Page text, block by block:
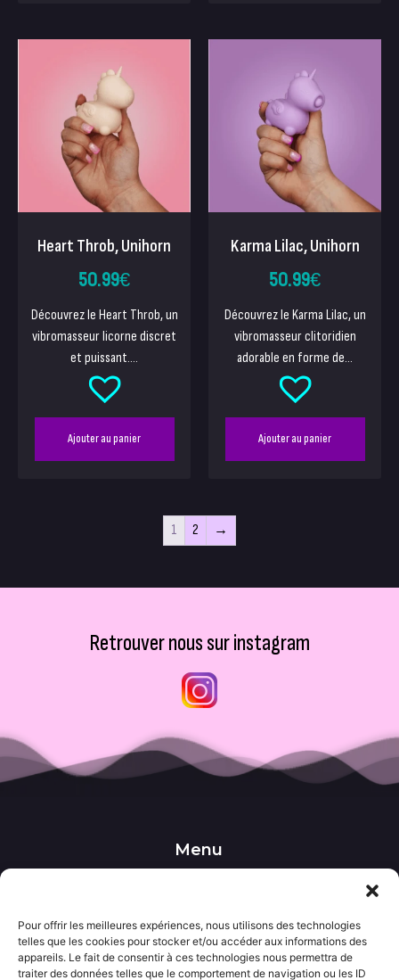
Pour offrir les meilleures expériences, nous utilisons des technologies
telles que les cookies pour stocker et/ou accéder aux informations des
appareils. Le fait de consentir à ces technologies nous permettra de
traiter des données telles que le comportement de navigation ou les ID
Heart Throb, Unihorn
50.99€
Découvrez le Heart Throb, un
vibromasseur licorne discret
et puissant....
Ajouter au panier
Karma Lilac, Unihorn
50.99€
Découvrez le Karma Lilac, un
vibromasseur clitoridien
adorable en forme de...
Ajouter au panier
1 2 →
Retrouver nous sur instagram
Menu
••• Accueil
••• Wishlist
••• Actualités